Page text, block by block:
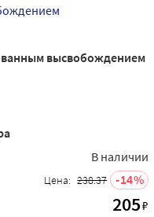
высвобождением
В наличии
Цена: 238.37 14
205₽